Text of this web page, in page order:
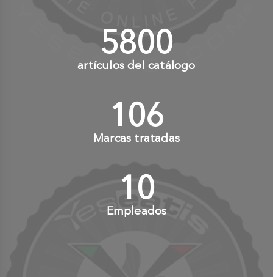
6000+
artículos del catálogo
110+
Marcas tratadas
10+
Empleados